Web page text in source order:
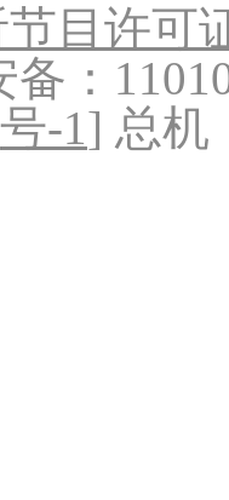
目许可
：
号-1] 总机